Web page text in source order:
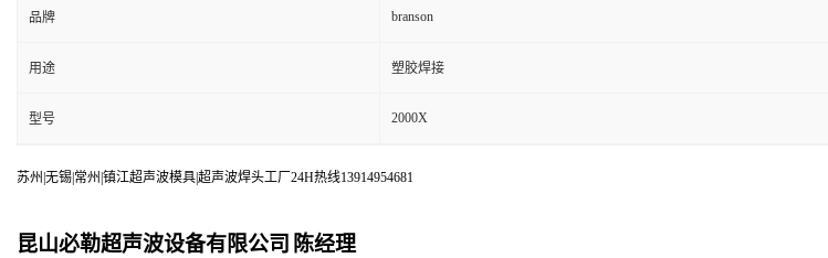
品牌 branson
用途 塑胶焊接
型号 2000X
苏州|无锡|常州|镇江超声波模具|超声波焊头工厂24H热线13914954681
昆山必勒超声波设备有限公司 陈经理